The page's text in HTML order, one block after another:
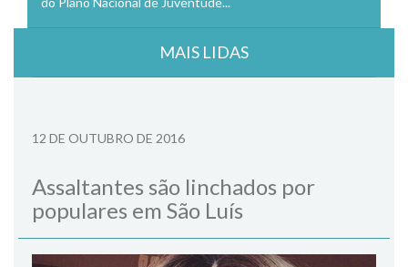
MAIS LIDAS
12 DE OUTUBRO DE 2016
Assaltantes são linchados por
populares em São Luís